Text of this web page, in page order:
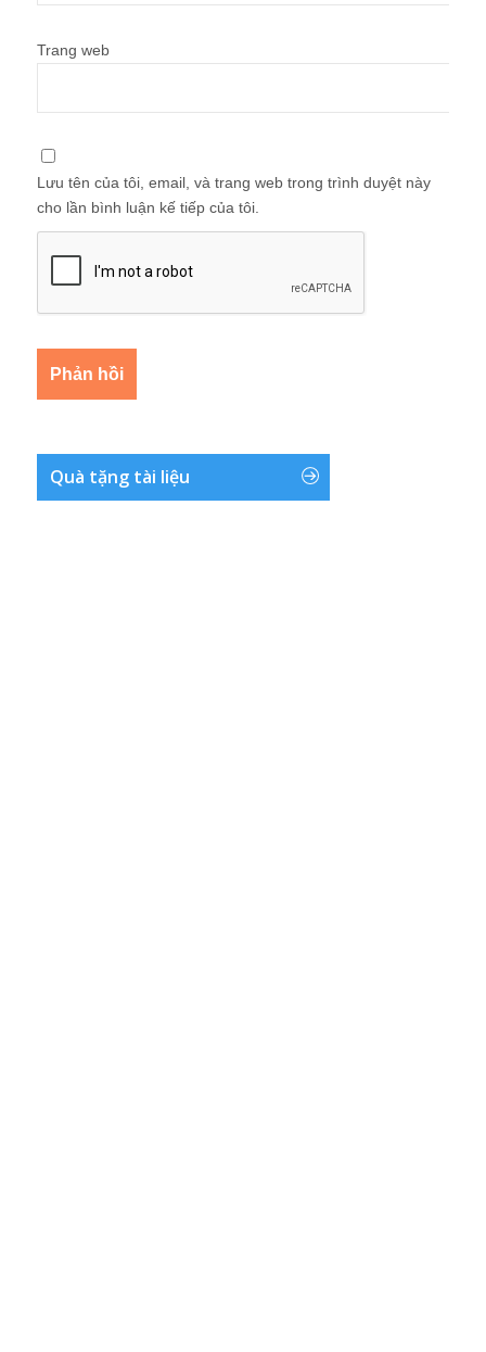
Trang web
Lưu tên của tôi, email, và trang web trong trình duyệt này
cho lần bình luận kế tiếp của tôi.
Quà tặng tài liệu